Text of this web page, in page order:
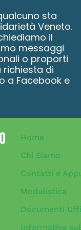
sta
Veneto.
il
messaggi
o proporti
richiesta di
a Facebook e
Home
Chi Siamo
Contatti e
Modulistica
Documenti
Informativa